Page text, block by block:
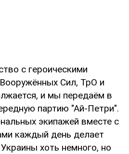
с героическими
Сил, ТрО и
и мы передаём в
партию "Ай-Петри".
экипажей вместе с
каждый день делает
хоть немного, но